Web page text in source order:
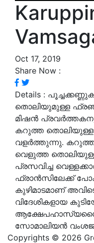
Oct 17, 2019
Share Now :
Details :
തൊലിയുമുള്ള
മിഷന്‍
കറുത്ത തൊലിയുള്ള
വളര്‍ത്തുന്നു.
വെളുത്ത
പ്രസവിച്ച
ഫ്രാന്‍സിലേക്ക്
കുഴിമാടമാണ്
വിദേശികളായ
സോമാലിയന്‍
Copyrights © 2026